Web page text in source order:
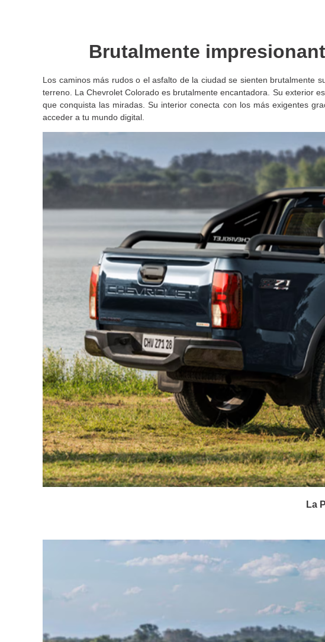
Brutalmente
Los caminos más rudos o el asfalto de la ciudad se sienten brutalmente
terreno. La Chevrolet Colorado es brutalmente encantadora. Su exterior
que conquista las miradas. Su interior conecta con los más exigentes
acceder a tu mundo digital.
La